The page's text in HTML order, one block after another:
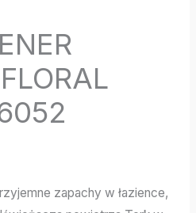
zapachy w łazience,